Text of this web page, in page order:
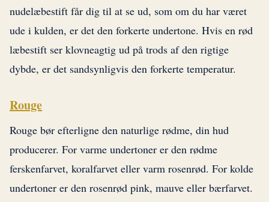
nudelæbestift får dig til at se ud, som om du har været
ude i kulden, er det den forkerte undertone. Hvis en rød
læbestift ser klovneagtig ud på trods af den rigtige
dybde, er det sandsynligvis den forkerte temperatur.
Rouge
Rouge bør efterligne den naturlige rødme, din hud
producerer. For varme undertoner er den rødme
ferskenfarvet, koralfarvet eller varm rosenrød. For kolde
undertoner er den rosenrød pink, mauve eller bærfarvet.